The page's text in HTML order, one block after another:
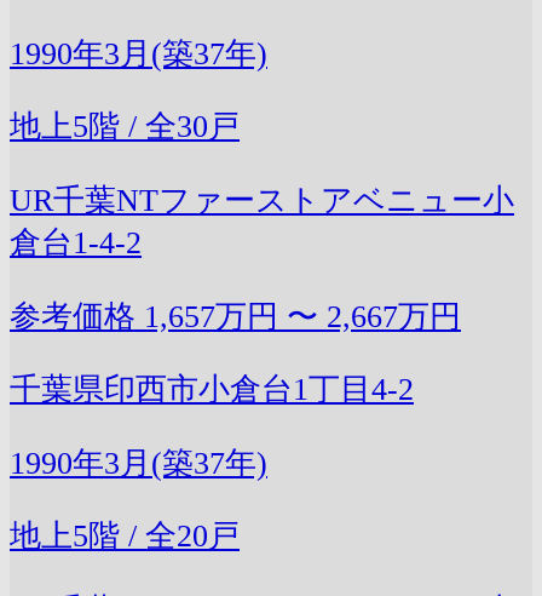
1990年3月(築37年)
地上5階 / 全30戸
UR千葉NTファーストアベニュー小
倉台1-4-2
参考価格 1,657万円 〜 2,667万円
千葉県印西市小倉台1丁目4-2
1990年3月(築37年)
地上5階 / 全20戸